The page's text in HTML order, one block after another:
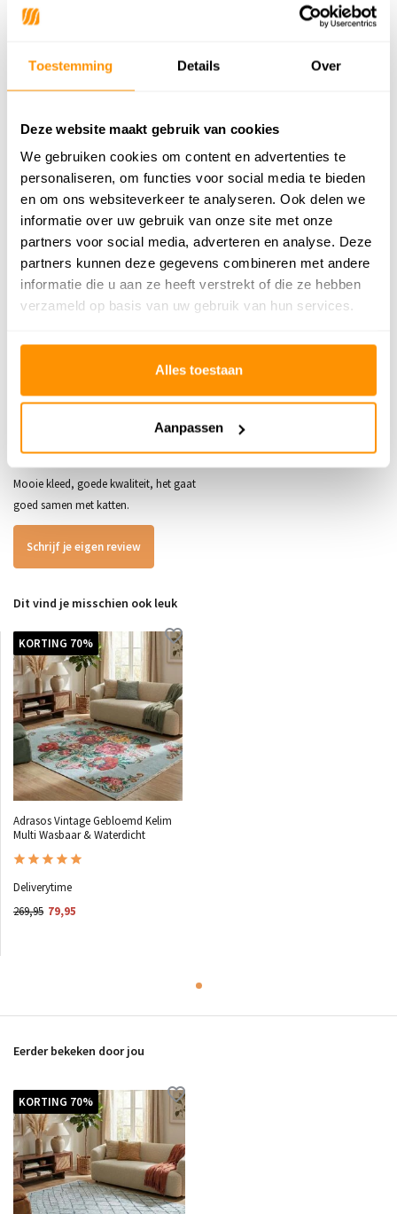
Toestemming Details Over
Deze website maakt gebruik van cookies
We gebruiken cookies om content en advertenties te
personaliseren, om functies voor social media te bieden
en om ons websiteverkeer te analyseren. Ook delen we
informatie over uw gebruik van onze site met onze
partners voor social media, adverteren en analyse. Deze
partners kunnen deze gegevens combineren met andere
informatie die u aan ze heeft verstrekt of die ze hebben
verzameld op basis van uw gebruik van hun services.
Alles toestaan
Aanpassen
Adviesprijs434,95
129,95 70% Je bespaart 305 euro
Buy now, pay later
Gepost door:Saraop 1 Mei 2024
Mooie kleed, goede kwaliteit, het gaat
goed samen met katten.
Schrijf je eigen review
Dit vind je misschien ook leuk
KORTING 70%
Adrasos Vintage Gebloemd Kelim
Multi Wasbaar & Waterdicht
Deliverytime
269,95 79,95
Eerder bekeken door jou
KORTING 70%